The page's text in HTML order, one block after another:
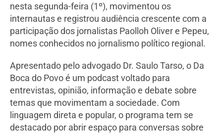
nesta segunda-feira (1º), movimentou os
internautas e registrou audiência crescente com a
participação dos jornalistas Paolloh Oliver e Pepeu,
nomes conhecidos no jornalismo político regional.
Apresentado pelo advogado Dr. Saulo Tarso, o Da
Boca do Povo é um podcast voltado para
entrevistas, opinião, informação e debate sobre
temas que movimentam a sociedade. Com
linguagem direta e popular, o programa tem se
destacado por abrir espaço para conversas sobre